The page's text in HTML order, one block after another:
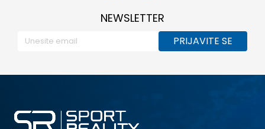
NEWSLETTER
PRIJAVITE SE